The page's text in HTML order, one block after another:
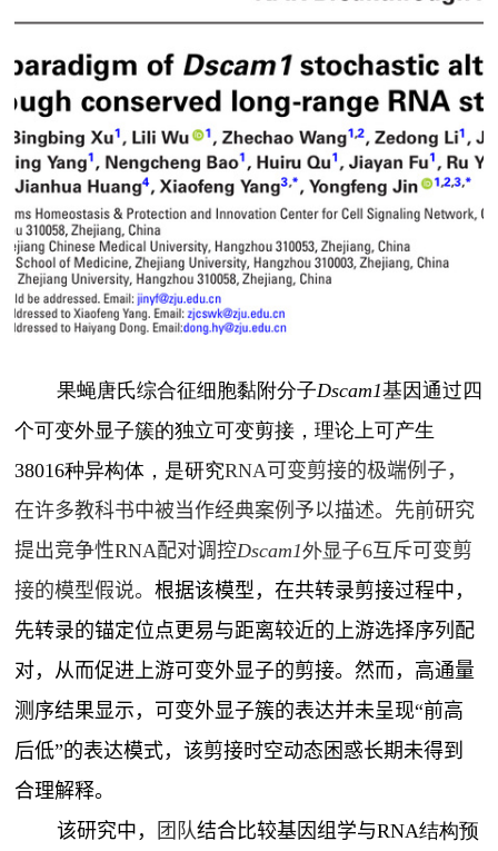
果蝇唐氏综合征细胞黏附分子Dscam1基因通过四
个可变外显子簇的独立可变剪接，理论上可产生
38016种异构体， 是研究RNA可变剪接的极端例子，
在许多教科书中被当作经典案例予以描述。先前研究
提出竞争性RNA配对调控Dscam1外显子6互斥可变剪
接的模型假说。根据该模型，在共转录剪接过程中，
先转录的锚定位点更易与距离较近的上游选择序列配
对，从而促进上游可变外显子的剪接。然而，高通量
测序结果显示，可变外显子簇的表达并未呈现“前高
后低”的表达模式，该剪接时空动态困惑长期未得到
合理解释。
该研究中， 团队结合比较基因组学与RNA结构预